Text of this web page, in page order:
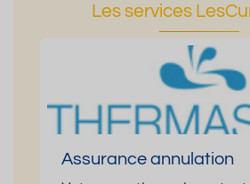
Les services
Assurance annulation